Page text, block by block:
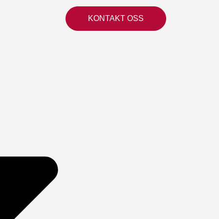
KONTAKT OSS